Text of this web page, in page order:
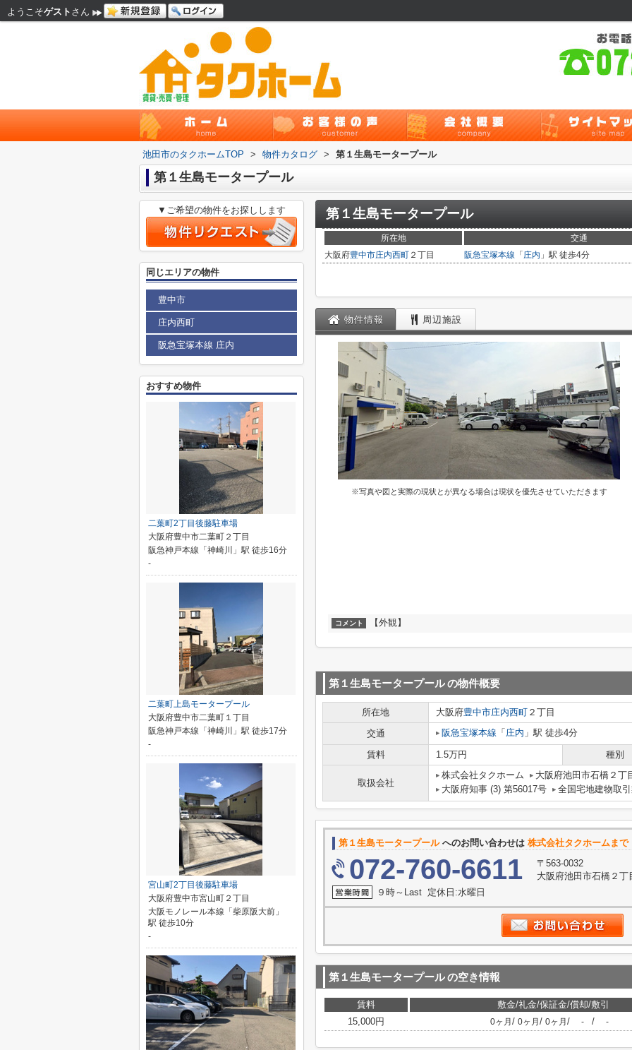
ようこそゲスト さん
池田市のタクホームTOP > 物件カタログ > 第１生島モータープール
第１生島モータープール
第１生島モータープール
所在地
交通
大阪府豊中市庄内西町 ２丁目 阪急宝塚本線 「 庄内 」駅 徒歩4分
物件情報 周辺施設
※写真や図と実際の現状とが異なる場合は現状を優先させていただきます
コメント 【外観】
第１生島モータープールの物件概要
所在地 大阪府豊中市庄内西町 ２丁目
交通
阪急宝塚本線 「 庄内 」駅 徒歩4分
賃料 1.5万円 種別
取扱会社
株式会社タクホーム
大阪府池田市石橋２丁
大阪府知事 (3) 第56017号
全国宅地建物取
第１生島モータープールへのお問い合わせは 株式会社タクホームまで
072-760-6611
〒563-0032
大阪府池田市石橋２
９時～Last 定休日:水曜日
第１生島モータープールの空き情報
賃料
敷金/礼金/保証金/償却/敷引
15,000円
0ヶ月 / 0ヶ月 / 0ヶ月 / - / -
▼ご希望の物件をお探しします
同じエリアの物件
豊中市
庄内西町
阪急宝塚本線 庄内
おすすめ物件
二葉町2丁目後藤駐車場
大阪府豊中市二葉町２丁目
阪急神戸本線「神崎川」駅 徒歩16分
-
二葉町上島モータープール
大阪府豊中市二葉町１丁目
阪急神戸本線「神崎川」駅 徒歩17分
-
宮山町2丁目後藤駐車場
大阪府豊中市宮山町２丁目
大阪モノレール本線「柴原阪大前」
駅 徒歩10分
-